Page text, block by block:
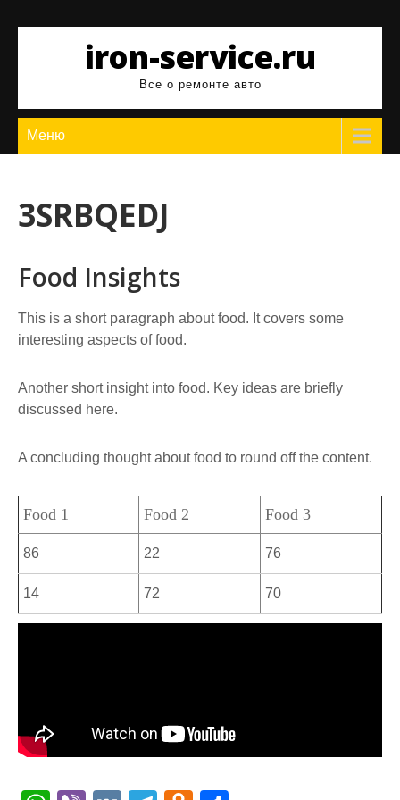
содержимомуiron-service.ru
Все о ремонте авто
Меню
3SRBQEDJ
Food Insights
This is a short paragraph about food. It covers some
interesting aspects of food.
Another short insight into food. Key ideas are briefly
discussed here.
A concluding thought about food to round off the content.
Food 1 Food 2 Food 3
86 22 76
14 72 70